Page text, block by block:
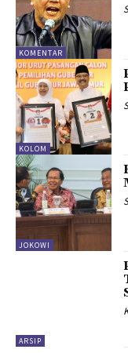
KOMENTAR
KOLOM
JOKOWI
ARSIP